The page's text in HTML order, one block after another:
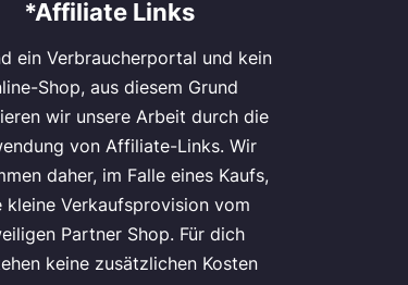
*Affiliate Links
ein Verbraucherportal und kein
Shop, aus diesem Grund
wir unsere Arbeit durch die
von Affiliate-Links. Wir
daher, im Falle eines Kaufs,
kleine Verkaufsprovision vom
Partner Shop. Für dich
keine zusätzlichen Kosten